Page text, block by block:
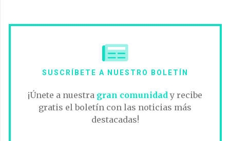
SUSCRÍBETE A NUESTRO BOLETÍN
¡Únete a nuestra gran comunidady recibe
gratis el boletín con las noticias más
destacadas!